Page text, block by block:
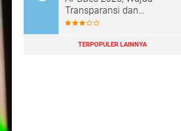
Transparansi dan
Akuntabilitas Desa Parenring
TERPOPULER LAINNYA